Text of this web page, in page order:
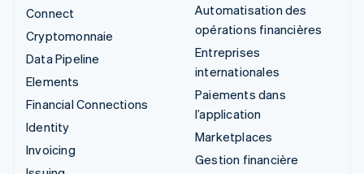
Connect
Cryptomonnaie
Data Pipeline
Elements
Financial Connections
Identity
Invoicing
Automatisation des
opérations financières
Entreprises
internationales
Paiements dans
l’application
Marketplaces
Gestion financière